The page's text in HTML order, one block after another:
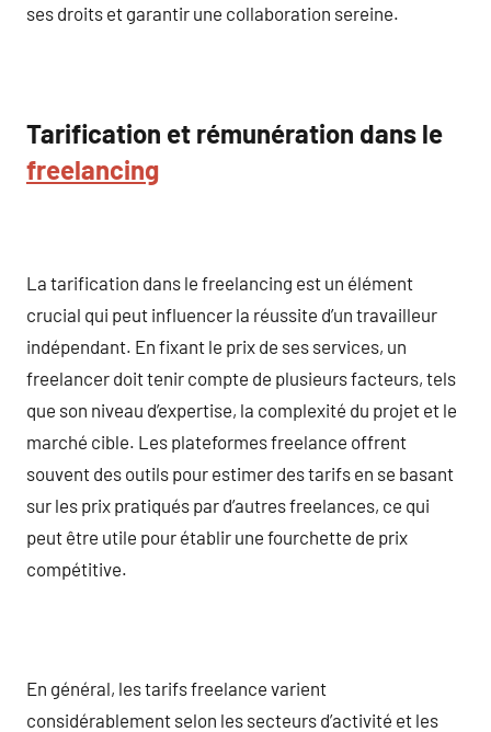
ses droits et garantir une collaboration sereine.
Tarification et rémunération dans le
freelancing
La tarification dans le freelancing est un élément
crucial qui peut influencer la réussite d’un travailleur
indépendant. En fixant le prix de ses services, un
freelancer doit tenir compte de plusieurs facteurs, tels
que son niveau d’expertise, la complexité du projet et le
marché cible. Les plateformes freelance offrent
souvent des outils pour estimer des tarifs en se basant
sur les prix pratiqués par d’autres freelances, ce qui
peut être utile pour établir une fourchette de prix
compétitive.
En général, les tarifs freelance varient
considérablement selon les secteurs d’activité et les